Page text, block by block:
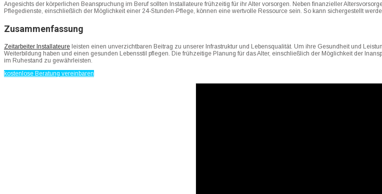
Angesichts der körperlichen Beanspruchung im Beruf sollten Installateure frühzeitig für ihr Alter vorsorgen. Neben finanzieller
Pflegedienste, einschließlich der Möglichkeit einer 24-Stunden-Pflege, können eine wertvolle Ressource sein. So kann sichergestellt
Zusammenfassung
Zeitarbeiter Installateure leisten einen unverzichtbaren Beitrag zu unserer Infrastruktur und Lebensqualität. Um ihre Gesundheit und
Weiterbildung haben und einen gesunden Lebensstil pflegen. Die frühzeitige Planung für das Alter, einschließlich der Möglichkeit der
im Ruhestand zu gewährleisten.
kostenlose Beratung vereinbaren